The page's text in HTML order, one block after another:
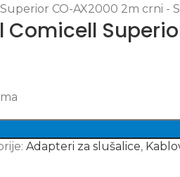
Comicell
Adapteri za slušalice,